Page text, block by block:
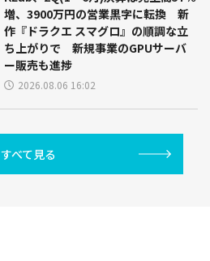
増、3900万円の営業黒字に転換 新
作『ドラクエ スマグロ』の順調な立
ち上がりで 新規事業のGPUサーバ
ー販売も進捗
2026.08.06 16:02
すべて見る